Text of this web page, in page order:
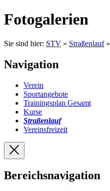
Fotogalerien
Sie sind hier: STV » Straßenlauf»
Navigation
Verein
Sportangebote
Trainingsplan Gesamt
Kurse
Straßenlauf
Vereinsfreizeit
Bereichsnavigation